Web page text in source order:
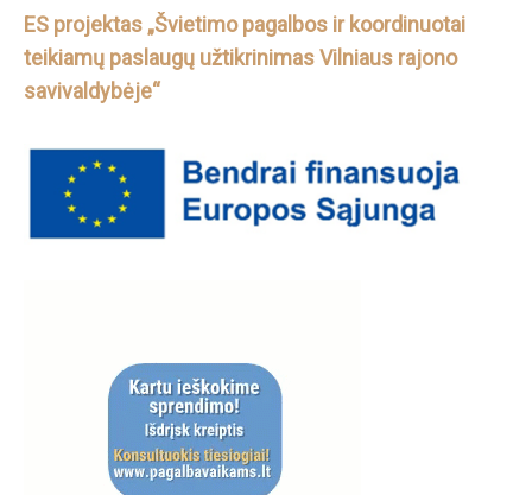
ES projektas „Švietimo pagalbos ir koordinuotai
teikiamų paslaugų užtikrinimas Vilniaus rajono
savivaldybėje“